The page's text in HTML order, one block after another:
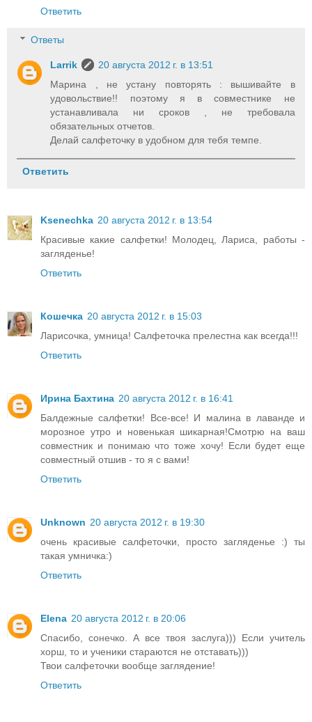
Ответить
Ответы
Larrik
20 августа 2012 г. в 13:51
Марина , не устану повторять : вышивайте в
удовольствие!! поэтому я в совместнике не
устанавливала ни сроков , не требовала
обязательных отчетов.
Делай салфеточку в удобном для тебя темпе.
Ответить
Ksenechka 20 августа 2012 г. в 13:54
Красивые какие салфетки! Молодец, Лариса, работы -
загляденье!
Ответить
Кошечка 20 августа 2012 г. в 15:03
Ларисочка, умница! Салфеточка прелестна как всегда!!!
Ответить
Ирина Бахтина 20 августа 2012 г. в 16:41
Балдежные салфетки! Все-все! И малина в лаванде и
морозное утро и новенькая шикарная!Смотрю на ваш
совместник и понимаю что тоже хочу! Если будет еще
совместный отшив - то я с вами!
Ответить
Unknown 20 августа 2012 г. в 19:30
очень красивые салфеточки, просто загляденье :) ты
такая умничка:)
Ответить
Еlena 20 августа 2012 г. в 20:06
Спасибо, сонечко. А все твоя заслуга))) Если учитель
хорш, то и ученики стараются не отставать)))
Твои салфеточки вообще заглядение!
Ответить